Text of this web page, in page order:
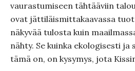
vaurastumiseen tähtääviin
ovat jättiläismittakaavassa
näkyvää tulosta kuin
nähty. Se kuinka ekologisesti ja
tämä on, on kysymys, jota